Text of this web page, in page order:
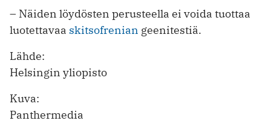
– Näiden löydösten perusteella ei voida tuottaa
luotettavaa skitsofrenian geenitestiä.
Lähde:
Helsingin yliopisto
Kuva:
Panthermedia